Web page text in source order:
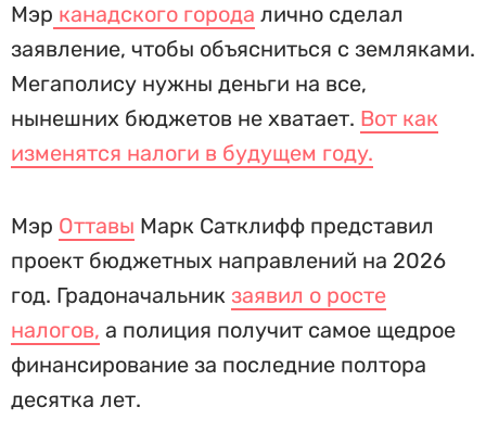
Мэр канадского города лично сделал
заявление, чтобы объясниться с земляками.
Мегаполису нужны деньги на все,
нынешних бюджетов не хватает. Вот как
изменятся налоги в будущем году.
Мэр Оттавы Марк Сатклифф представил
проект бюджетных направлений на 2026
год. Градоначальник заявил о росте
налогов, а полиция получит самое щедрое
финансирование за последние полтора
десятка лет.